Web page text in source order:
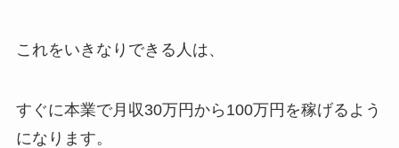
これをいきなりできる人は、
すぐに本業で月収30万円から100万円を稼げるよう
になります。